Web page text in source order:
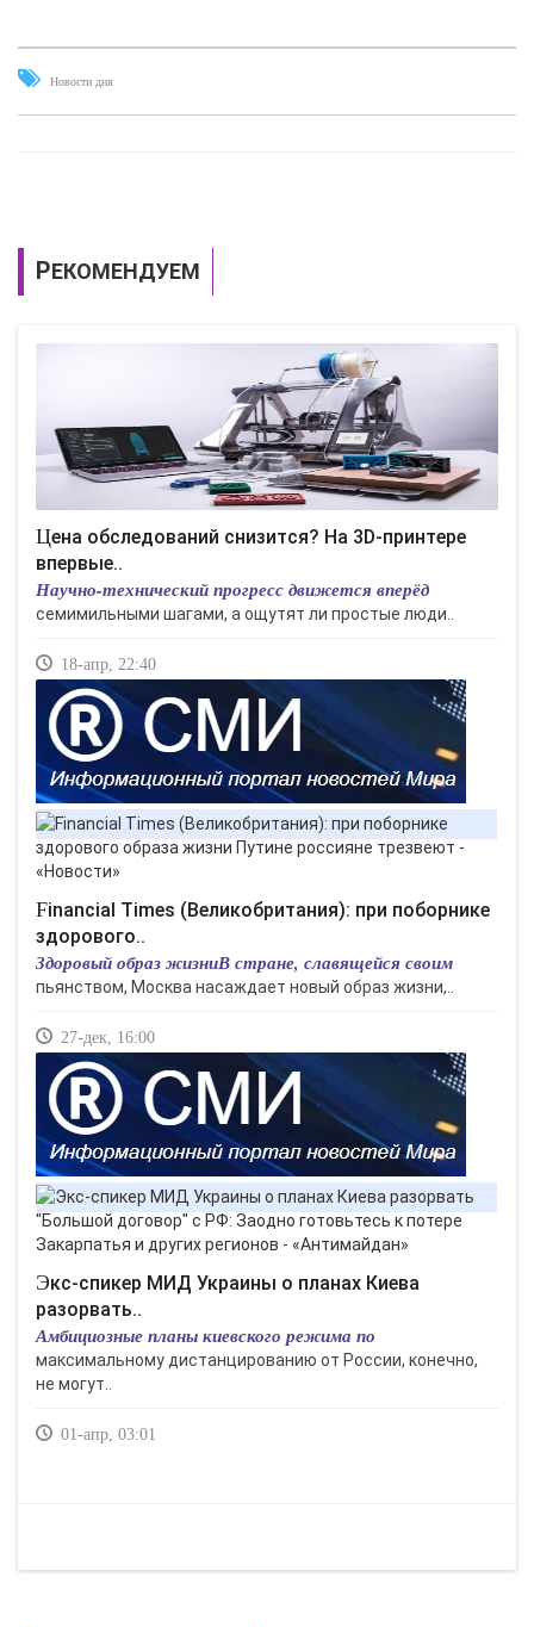
Новости дня
РЕКОМЕНДУЕМ
Цена обследований снизится? На 3D-принтере
впервые..
Научно-технический прогресс движется вперёд
семимильными шагами, а ощутят ли простые люди..
18-апр, 22:40
Financial Times (Великобритания): при поборнике
здорового..
Здоровый образ жизниВ стране, славящейся своим
пьянством, Москва насаждает новый образ жизни,..
27-дек, 16:00
Экс-спикер МИД Украины о планах Киева
разорвать..
Амбициозные планы киевского режима по
максимальному дистанцированию от России, конечно,
не могут..
01-апр, 03:01